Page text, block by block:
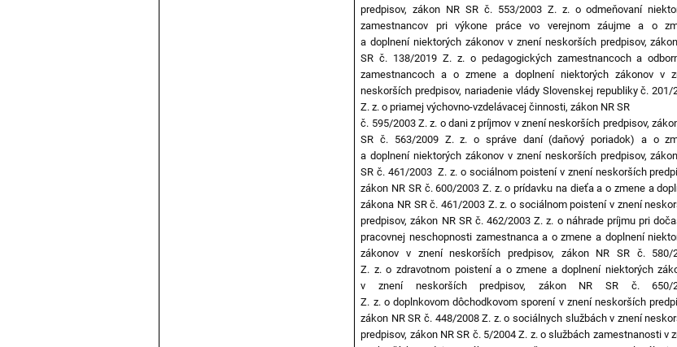
predpisov, zákon NR SR č. 553/2003 Z. z. o odmeňovaní
zamestnancov pri výkone práce vo verejnom záujme a o
a doplnení niektorých zákonov v znení neskorších predpisov,
SR č. 138/2019 Z. z. o pedagogických zamestnancoch a
zamestnancoch a o zmene a doplnení niektorých zákonov v
neskorších predpisov, nariadenie vlády Slovenskej republiky č. 201/
Z. z. o priamej výchovno-vzdelávacej činnosti, zákon NR SR
č. 595/2003 Z. z. o dani z príjmov v znení neskorších predpisov,
SR č. 563/2009 Z. z. o správe daní (daňový poriadok) a o
a doplnení niektorých zákonov v znení neskorších predpisov,
SR č. 461/2003 Z. z. o sociálnom poistení v znení neskorších
zákon NR SR č. 600/2003 Z. z. o prídavku na dieťa a o zmene a
zákona NR SR č. 461/2003 Z. z. o sociálnom poistení v znení
predpisov, zákon NR SR č. 462/2003 Z. z. o náhrade príjmu pri
pracovnej neschopnosti zamestnanca a o zmene a doplnení
zákonov v znení neskorších predpisov, zákon NR SR č. 580/
Z. z. o zdravotnom poistení a o zmene a doplnení niektorých
v znení neskorších predpisov, zákon NR SR č. 650/
Z. z. o doplnkovom dôchodkovom sporení v znení neskorších
zákon NR SR č. 448/2008 Z. z. o sociálnych službách v znení
predpisov, zákon NR SR č. 5/2004 Z. z. o službách zamestnanosti v